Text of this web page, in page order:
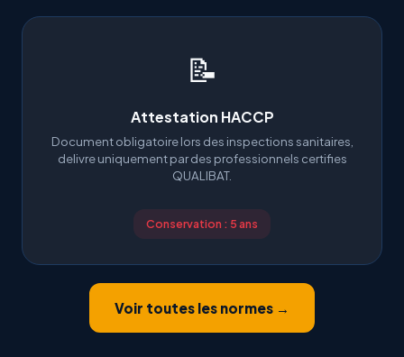
📝
Attestation HACCP
Document obligatoire lors des inspections sanitaires,
delivre uniquement par des professionnels certifies
QUALIBAT.
Conservation : 5 ans
Voir toutes les normes →